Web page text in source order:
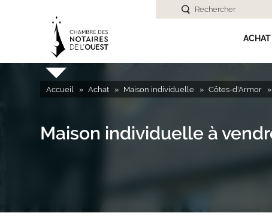
Rechercher
ACHAT
Accueil Achat Maison individuelle Côtes-d'Armor
Maison individuelle à